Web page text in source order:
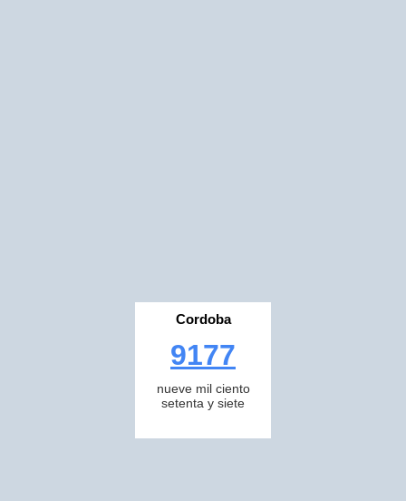
Cordoba
9177
nueve mil ciento
setenta y siete